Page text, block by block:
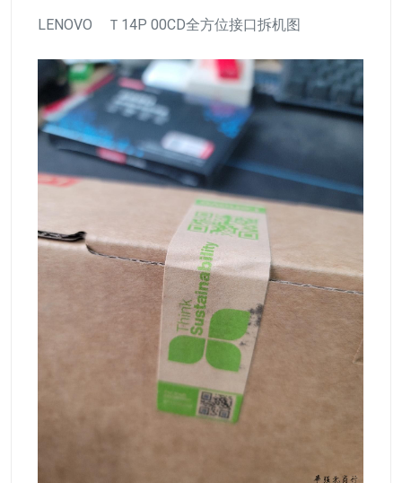
LENOVO Ｔ14P 00CD全方位接口拆机图